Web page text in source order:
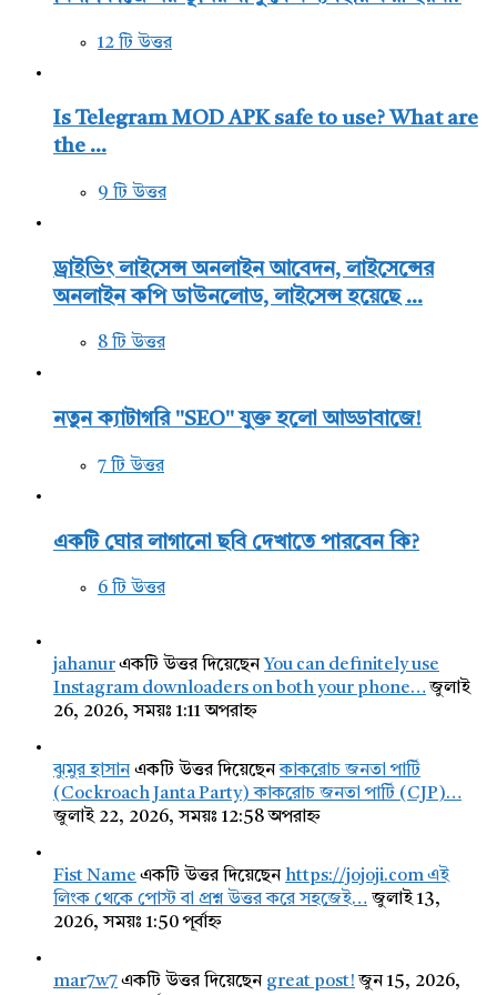
12 টি উত্তর
Is Telegram MOD APK safe to use? What are
the ...
9 টি উত্তর
ড্রাইভিং লাইসেন্স অনলাইন আবেদন, লাইসেন্সের
অনলাইন কপি ডাউনলোড, লাইসেন্স হয়েছে ...
8 টি উত্তর
নতুন ক্যাটাগরি "SEO" যুক্ত হলো আড্ডাবাজে!
7 টি উত্তর
একটি ঘোর লাগানো ছবি দেখাতে পারবেন কি?
6 টি উত্তর
jahanurএকটি উত্তর দিয়েছেন You can definitely use
Instagram downloaders on both your phone… জুলাই
26, 2026, সময়ঃ 1:11 অপরাহ্ন
ঝুমুর হাসানএকটি উত্তর দিয়েছেনকাকরোচ জনতা পার্টি
(Cockroach Janta Party) কাকরোচ জনতা পার্টি (CJP)…
জুলাই 22, 2026, সময়ঃ 12:58 অপরাহ্ন
Fist Name একটি উত্তর দিয়েছেন https://jojoji.com এই
লিংক থেকে পোস্ট বা প্রশ্ন উত্তর করে সহজেই… জুলাই 13,
2026, সময়ঃ 1:50 পূর্বাহ্ন
mar7w7একটি উত্তর দিয়েছেন great post! জুন 15, 2026,